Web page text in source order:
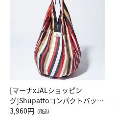
[マーナxJALショッピン
グ]Shupattoコンパクトバッグ
Drop JAL客室乗務員（LC）ス
3,960円 （税込）